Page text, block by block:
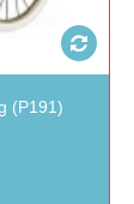
(P191)